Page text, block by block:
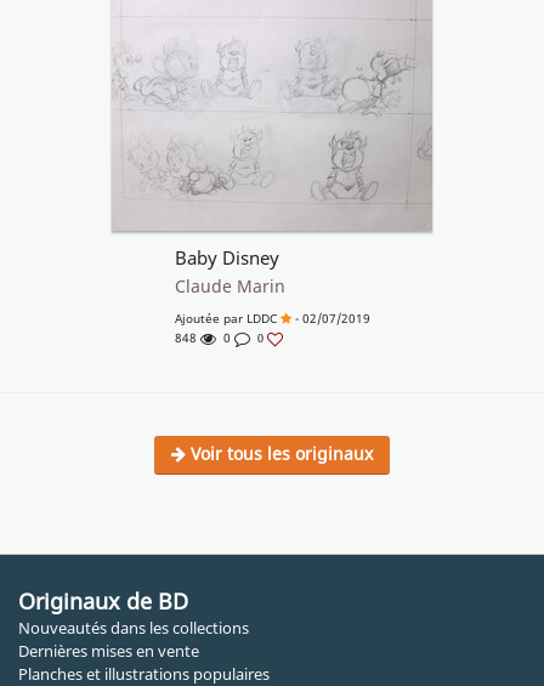
Baby Disney
Claude Marin
Ajoutée par LDDC
- 02/07/2019
848
0 0
Voir tous les originaux
Originaux de BD
Nouveautés dans les collections
Dernières mises en vente
Planches et illustrations populaires